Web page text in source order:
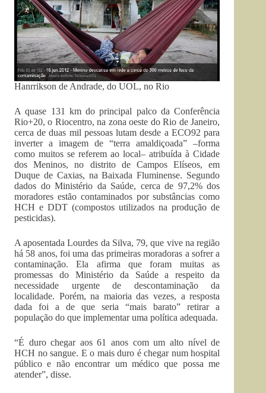
Hanrrikson de Andrade, do UOL, no Rio
A quase 131 km do principal palco da Conferência
Rio+20, o Riocentro, na zona oeste do Rio de Janeiro,
cerca de duas mil pessoas lutam desde a ECO92 para
inverter a imagem de “terra amaldiçoada” –forma
como muitos se referem ao local– atribuída à Cidade
dos Meninos, no distrito de Campos Elíseos, em
Duque de Caxias, na Baixada Fluminense. Segundo
dados do Ministério da Saúde, cerca de 97,2% dos
moradores estão contaminados por substâncias como
HCH e DDT (compostos utilizados na produção de
pesticidas).
A aposentada Lourdes da Silva, 79, que vive na região
há 58 anos, foi uma das primeiras moradoras a sofrer a
contaminação. Ela afirma que foram muitas as
promessas do Ministério da Saúde a respeito da
necessidade urgente de descontaminação da
localidade. Porém, na maioria das vezes, a resposta
dada foi a de que seria “mais barato” retirar a
população do que implementar uma política adequada.
“É duro chegar aos 61 anos com um alto nível de
HCH no sangue. E o mais duro é chegar num hospital
público e não encontrar um médico que possa me
atender”, disse.